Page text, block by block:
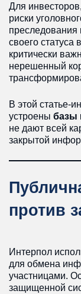
Для
риски
преследования
своего статуса
критически
нерешенный
В этой статье-
устроены базы
не дают всей
закрытой
против
Интерпол
для обмена
участницами.
защищенной